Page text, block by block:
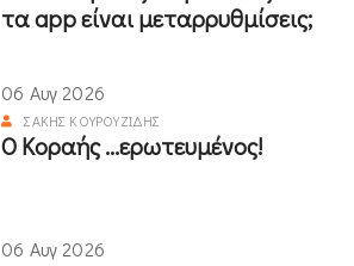
τα app είναι μεταρρυθμίσεις;
06 Αυγ 2026
ΣΆΚΗΣ ΚΟΥΡΟΥΖΊΔΗΣ
Ο Κοραής ...ερωτευμένος!
06 Αυγ 2026